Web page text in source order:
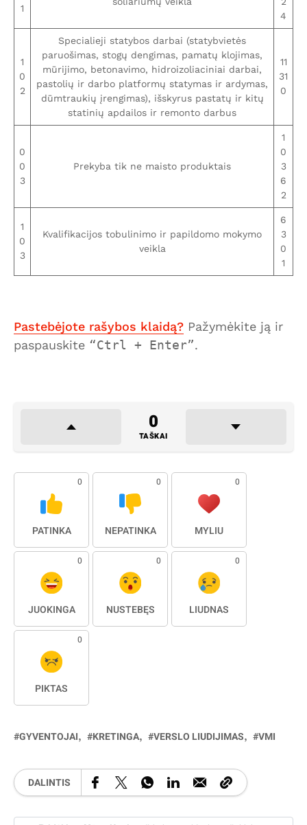
1
4
1
0
2
Specialieji statybos darbai (statybvietės
paruošimas, stogų dengimas, pamatų klojimas,
mūrijimo, betonavimo, hidroizoliaciniai darbai,
pastolių ir darbo platformų statymas ir ardymas,
dūmtraukių įrengimas), išskyrus pastatų ir kitų
statinių apdailos ir remonto darbus
11
31
0
0
0
3
Prekyba tik ne maisto produktais
1
0
3
6
2
1
0
3
Kvalifikacijos tobulinimo ir papildomo mokymo
veikla
6
3
0
1
Pastebėjote rašybos klaidą? Pažymėkite ją ir
paspauskite
Ctrl + Enter .
0
TAŠKAI
0
PATINKA
0
NEPATINKA
0
MYLIU
0
JUOKINGA
0
NUSTEBĘS
0
LIŪDNAS
0
PIKTAS
GYVENTOJAI KRETINGA VERSLO LIUDIJIMAS VMI
DALINTIS